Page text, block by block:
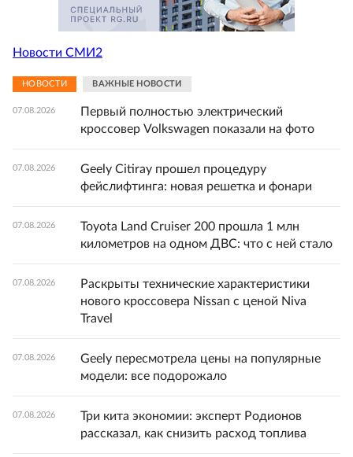
Новости СМИ2
НОВОСТИ ВАЖНЫЕ НОВОСТИ
07.08.2026
Первый полностью электрический
кроссовер Volkswagen показали на фото
07.08.2026
Geely Citiray прошел процедуру
фейслифтинга: новая решетка и фонари
07.08.2026
Toyota Land Cruiser 200 прошла 1 млн
километров на одном ДВС: что с ней стало
07.08.2026
Раскрыты технические характеристики
нового кроссовера Nissan с ценой Niva
Travel
07.08.2026
Geely пересмотрела цены на популярные
модели: все подорожало
07.08.2026
Три кита экономии: эксперт Родионов
рассказал, как снизить расход топлива